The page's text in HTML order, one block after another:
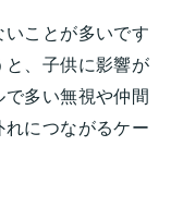
ことが多いです
と、子供に影響が
多い無視や仲間
につながるケー